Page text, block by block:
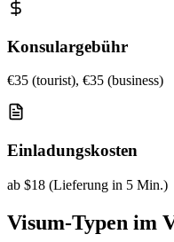
Konsulargebühr
€35 (tourist), €35 (business)
Einladungskosten
ab $18 (Lieferung in 5 Min.)
Visum-Typen im